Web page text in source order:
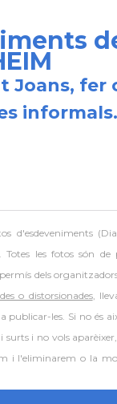
Joans, fer
d'esdeveniments
Totes les fotos són de
dels
o distorsionades,
les. Si no és
surts i no vols
i l'eliminarem o la